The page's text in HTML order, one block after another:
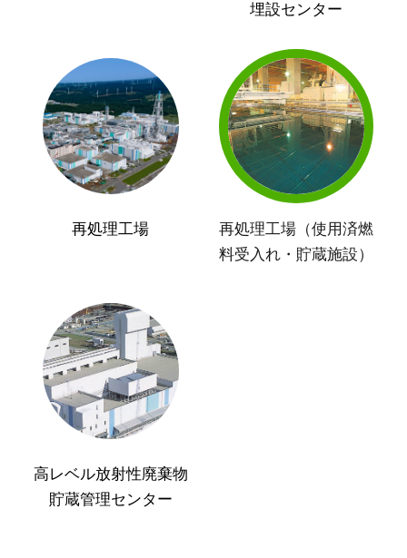
埋設センター
再処理工場
再処理工場（使用済燃
料受入れ・貯蔵施設）
高レベル放射性廃棄物
貯蔵管理センター